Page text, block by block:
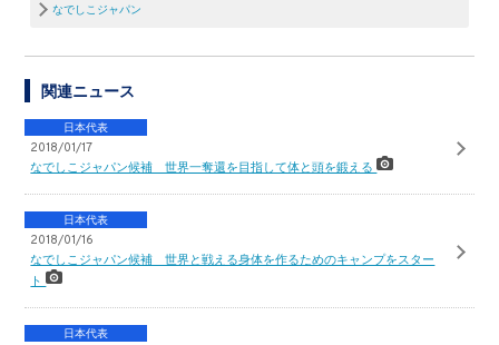
なでしこジャパン
関連ニュース
日本代表
2018/01/17
なでしこジャパン候補 世界一奪還を目指して体と頭を鍛える
日本代表
2018/01/16
なでしこジャパン候補 世界と戦える身体を作るためのキャンプをスター
ト
日本代表